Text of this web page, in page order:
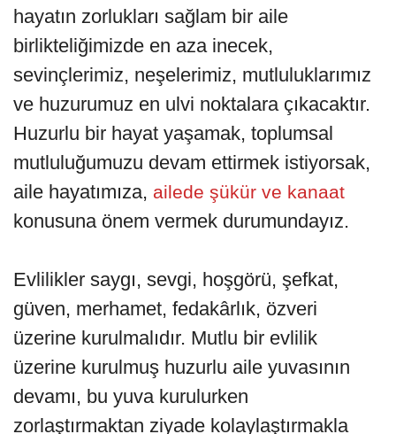
hayatın zorlukları sağlam bir aile
birlikteliğimizde en aza inecek,
sevinçlerimiz, neşelerimiz, mutluluklarımız
ve huzurumuz en ulvi noktalara çıkacaktır.
Huzurlu bir hayat yaşamak, toplumsal
mutluluğumuzu devam ettirmek istiyorsak,
aile hayatımıza, ailede şükür ve kanaat
konusuna önem vermek durumundayız.
Evlilikler saygı, sevgi, hoşgörü, şefkat,
güven, merhamet, fedakârlık, özveri
üzerine kurulmalıdır. Mutlu bir evlilik
üzerine kurulmuş huzurlu aile yuvasının
devamı, bu yuva kurulurken
zorlaştırmaktan ziyade kolaylaştırmakla